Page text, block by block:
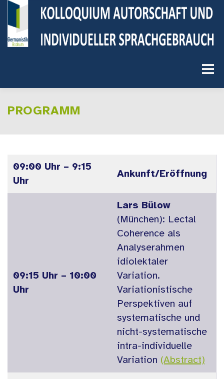
Zum
springen
Menü
STARTSEITE ANMELDUNG
ANREISE
PROGRAMM
09:00 Uhr – 9:15
Uhr
Ankunft/Eröffnung
09:15 Uhr – 10:00
Uhr
Lars Bülow
(München): Lectal
Coherence als
Analyserahmen
idiolektaler
Variation.
Variationistische
Perspektiven auf
systematische und
nicht-systematische
intra-individuelle
Variation (Abstract)